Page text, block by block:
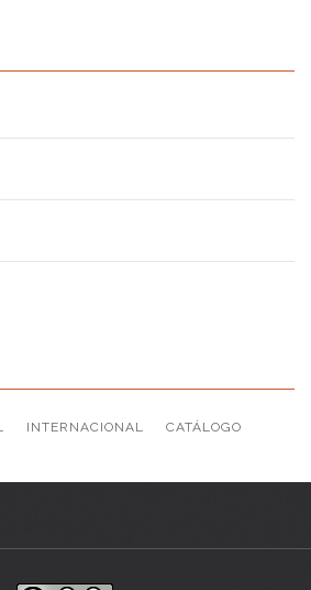
INTERNACIONAL CATÁLOGO